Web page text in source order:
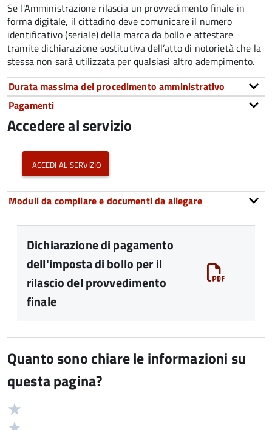
Se l'Amministrazione rilascia un provvedimento finale in
forma digitale, il cittadino devecomunicare il numero
identificativo (seriale) della marca da bollo e attestare
tramite dichiarazione sostitutiva dell’atto di notorietà che la
stessa non sarà utilizzata per qualsiasi altro adempimento.
Durata massima del procedimento amministrativo
Pagamenti
Accedere al servizio
accedi al servizio
Moduli da compilare e documenti da allegare
Dichiarazione di pagamento
dell'imposta di bollo per il
rilascio del provvedimento
finale
Quanto sono chiare le informazioni su
questa pagina?
Valutazione